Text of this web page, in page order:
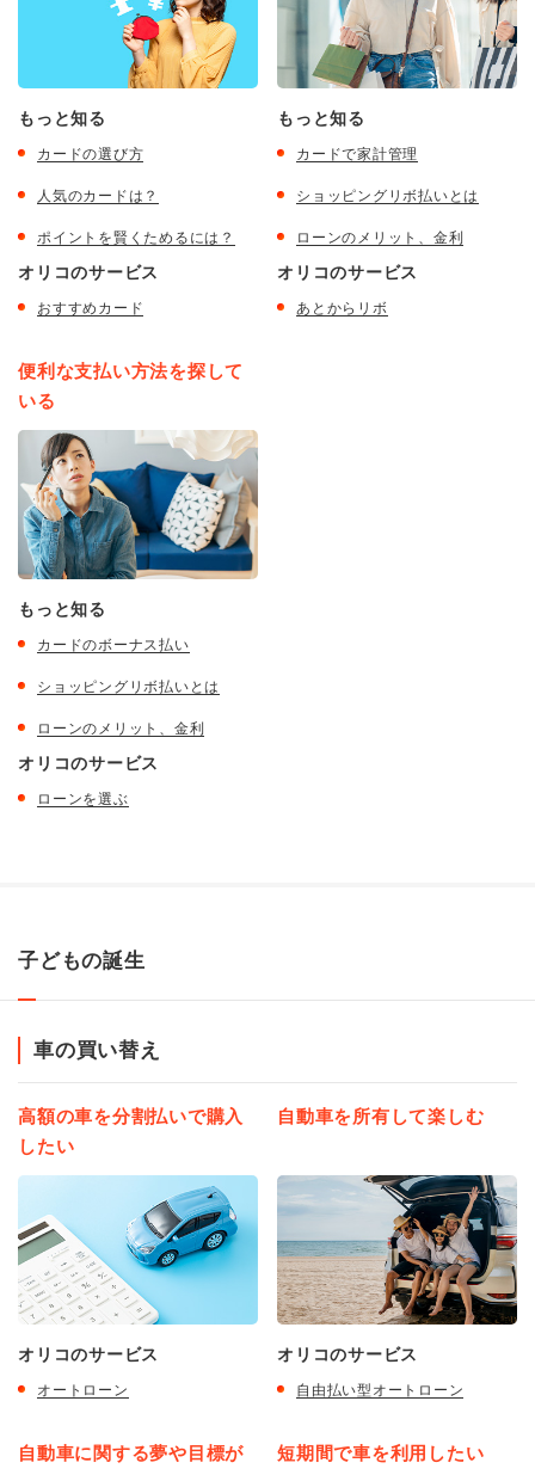
もっと知る
カードの選び方
人気のカードは？
ポイントを賢くためるには？
オリコのサービス
おすすめカード
もっと知る
カードで家計管理
ショッピングリボ払いとは
ローンのメリット、金利
オリコのサービス
あとからリボ
便利な支払い方法を探して
いる
もっと知る
カードのボーナス払い
ショッピングリボ払いとは
ローンのメリット、金利
オリコのサービス
ローンを選ぶ
子どもの誕生
車の買い替え
高額の車を分割払いで購入
したい
オリコのサービス
オートローン
自動車を所有して楽しむ
オリコのサービス
自由払い型オートローン
自動車に関する夢や目標が
短期間で車を利用したい